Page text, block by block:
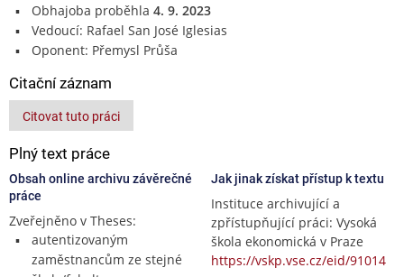
Obhajoba proběhla 4. 9. 2023
Vedoucí: Rafael San José Iglesias
Oponent: Přemysl Průša
Citační záznam
Citovat tuto práci
Plný text práce
Obsah online archivu závěrečné
práce
Zveřejněno v Theses:
autentizovaným
zaměstnancům ze stejné
Jak jinak získat přístup k textu
Instituce archivující a
zpřístupňující práci: Vysoká
škola ekonomická v Praze
https://vskp.vse.cz/eid/91014